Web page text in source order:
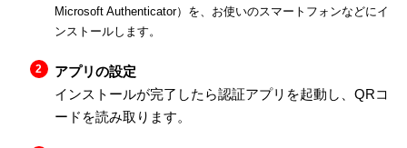
Microsoft Authenticator）を、お使いのスマートフォンなどにイ
ンストールします。
アプリの設定
インストールが完了したら認証アプリを起動し、QRコ
ードを読み取ります。